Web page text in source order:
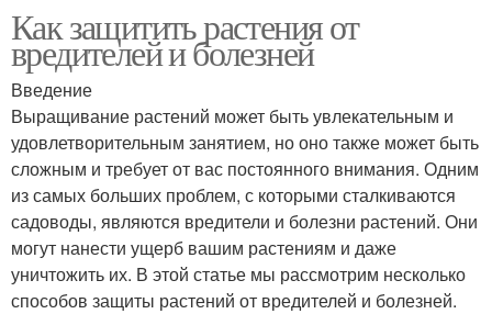
Как защитить растения от
вредителей и болезней
Введение
Выращивание растений может быть увлекательным и
удовлетворительным занятием, но оно также может быть
сложным и требует от вас постоянного внимания. Одним
из самых больших проблем, с которыми сталкиваются
садоводы, являются вредители и болезни растений. Они
могут нанести ущерб вашим растениям и даже
уничтожить их. В этой статье мы рассмотрим несколько
способов защиты растений от вредителей и болезней.